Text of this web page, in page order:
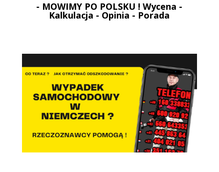
- MOWIMY PO POLSKU ! Wycena -
Kalkulacja - Opinia - Porada